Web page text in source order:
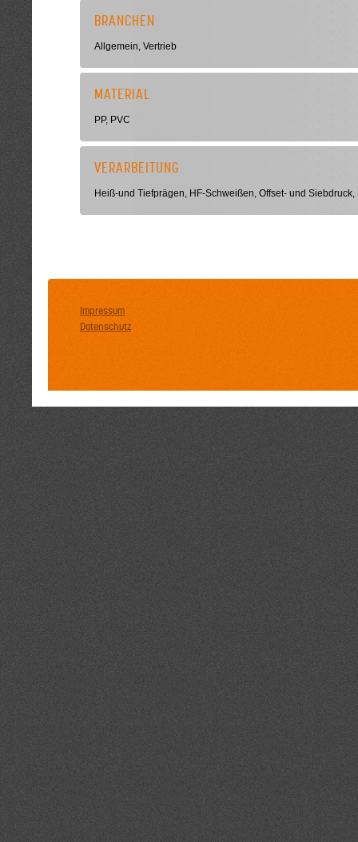
BRANCHEN
Allgemein, Vertrieb
MATERIAL
PP, PVC
VERARBEITUNG
Heiß-und Tiefprägen, HF-Schweißen, Offset- und Siebdruck,
Impressum
Datenschutz